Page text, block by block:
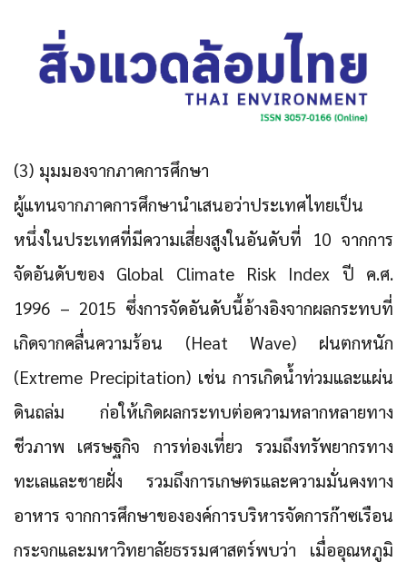
(3) มุมมองจากภาคการศึกษา
ผู้แทนจากภาคการศึกษานำเสนอว่าประเทศไทยเป็น
หนึ่งในประเทศที่มีความเสี่ยงสูงในอันดับที่ 10 จากการ
จัดอันดับของ Global Climate Risk Index ปี ค.ศ.
1996 – 2015 ซึ่งการจัดอันดับนี้อ้างอิงจากผลกระทบที่
เกิดจากคลื่นความร้อน (Heat Wave) ฝนตกหนัก
(Extreme Precipitation) เช่น การเกิดน้ำท่วมและแผ่น
ดินถล่ม ก่อให้เกิดผลกระทบต่อความหลากหลายทาง
ชีวภาพ เศรษฐกิจ การท่องเที่ยว รวมถึงทรัพยากรทาง
ทะเลและชายฝั่ง รวมถึงการเกษตรและความมั่นคงทาง
อาหาร จากการศึกษาขององค์การบริหารจัดการก๊าซเรือน
กระจกและมหาวิทยาลัยธรรมศาสตร์พบว่า เมื่ออุณหภูมิ